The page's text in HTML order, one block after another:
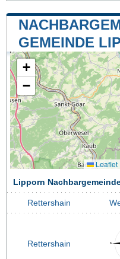
GEMEINDE
+
−
Leaflet
Lipporn
Rettershain
Rettershain